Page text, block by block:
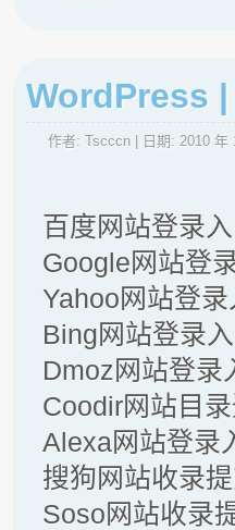
WordPress |
作者: Tscccn | 日期: 2010 年
百度网站登录
Google网站登
Yahoo网站登
Bing网站登录
Dmoz网站登录
Coodir网站目
Alexa网站登录
搜狗网站收录
Soso网站收录